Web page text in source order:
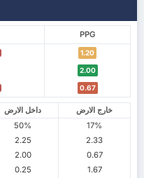
PPG
1.20
2.00
0.67
داخل الارض
خارج الارض
50%
17%
2.25
2.33
2.00
0.67
0.25
1.67